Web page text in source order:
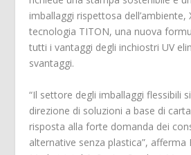
imballaggi rispettosa dell’ambiente,
tecnologia TITON, una nuova
tutti i vantaggi degli inchiostri UV
svantaggi.
“Il settore degli imballaggi flessibili
direzione di soluzioni a base di
risposta alla forte domanda dei
alternative senza plastica”, afferma